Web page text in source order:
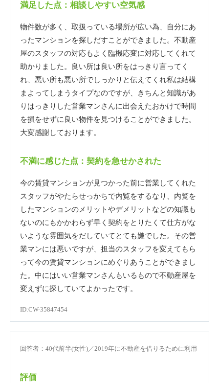
満足した点：相談しやすい空気感
物件数が多く、取扱っている場所が広い為、自分にあ
ったマンションを探しだすことができました。不動産
屋のスタッフの対応もよく臨機応変に対応してくれて
助かりました。良い所は良い所をはっきり言ってく
れ、悪い所も悪い所でしっかりと伝えてくれ私は結構
まよってしまうタイプなのですが、きちんと知識があ
りはっきりした営業マンさんに出会えたおかけで時間
を損をせずに良い物件を見つけることができました。
大変感謝しております。
不満に感じた点：契約を急せかされた
今の賃貸マンションが見つかった前に営業してくれた
スタッフがやたらせっかちで内覧をするなり、内覧を
したマンションのメリットやデメリットなどの知識も
ないのにもかかわらず早く契約をとりたくて仕方がな
いような雰囲気をだしていてとても嫌でした。その営
業マンには悪いですが、担当のスタッフを変えてもら
って今の賃貸マンションにめぐりあうことができまし
た。中にはいい営業マンさんもいるもので不動産屋を
変えずに探していてよかったです。
ID:CW-35847454
回答者：40代前半(女性)／2019年に不動産を借りるために利用
評価